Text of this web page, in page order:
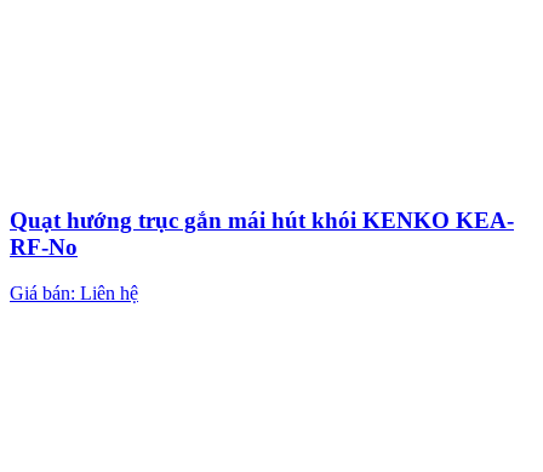
Quạt hướng trục gắn mái hút khói KENKO KEA-
RF-No
Giá bán: Liên hệ